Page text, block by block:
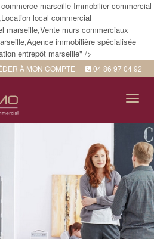
marseille Immobilier commercial
local commercial
marseille,Vente murs commerciaux
immobilière spécialisée
entrepôt marseille" />
À MON COMPTE 04 86 97 04 92